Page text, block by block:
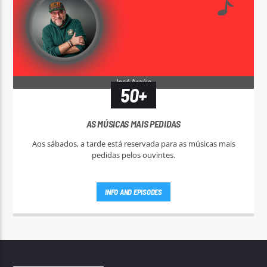
50+
AS MÚSICAS MAIS PEDIDAS
Aos sábados, a tarde está reservada para as músicas mais
pedidas pelos ouvintes.
INFO AND EPISODES